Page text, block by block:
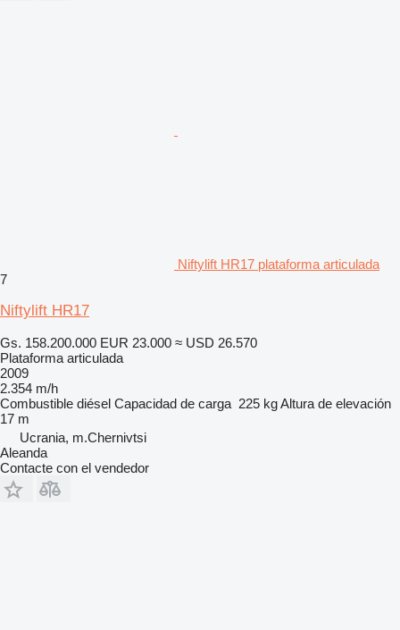
Niftylift HR17 plataforma articulada
7
Niftylift HR17
Gs. 158.200.000 EUR 23.000 ≈ USD 26.570
Plataforma articulada
2009
2.354 m/h
Combustible diésel Capacidad de carga 225 kgAltura de elevación
17 m
Ucrania, m.Chernivtsi
Aleanda
Contacte con el vendedor